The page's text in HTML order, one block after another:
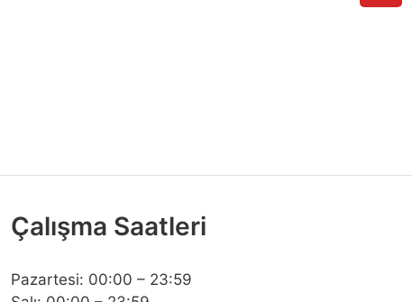
Çalışma Saatleri
Pazartesi: 00:00 – 23:59